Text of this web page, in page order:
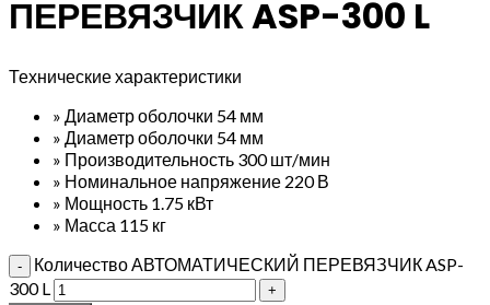
ПЕРЕВЯЗЧИК ASP-300 L
Технические характеристики
» Диаметр оболочки 54 мм
» Диаметр оболочки 54 мм
» Производительность 300 шт/мин
» Номинальное напряжение 220 В
» Мощность 1.75 кВт
» Масса 115 кг
Количество АВТОМАТИЧЕСКИЙ ПЕРЕВЯЗЧИК ASP-
300 L